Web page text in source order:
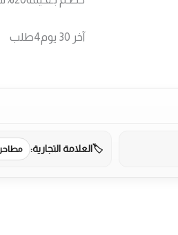
آخر 30 يوم 4طلب
العلامة التجارية: